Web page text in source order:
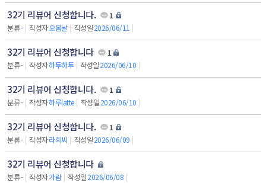
32기 리뷰어 신청합니다.
1
분류- | 작성자오봄날 | 작성일2026/06/11 |
32기 리뷰어 신청합니다
1
분류- | 작성자하투하투 | 작성일2026/06/10 |
32기 리뷰어 신청합니다.
1
분류- | 작성자하루latte | 작성일2026/06/10 |
32기 리뷰어 신청합니다.
1
분류- | 작성자라희씨 | 작성일2026/06/09 |
32기 리뷰어 신청합니다
분류- | 작성자가람 | 작성일2026/06/08 |